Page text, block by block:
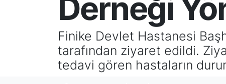
Derneği
Finike Devlet Hastanesi
tarafından ziyaret edildi.
tedavi gören hastaların